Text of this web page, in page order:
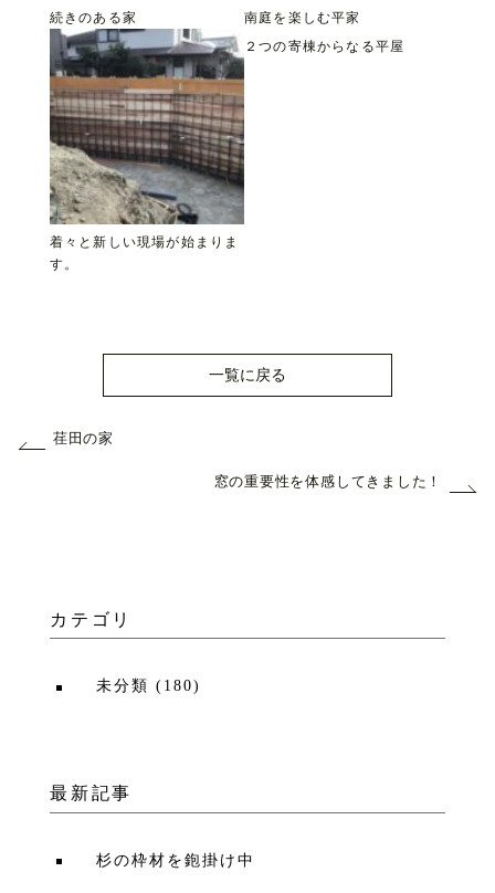
続きのある家 南庭を楽しむ平家
着々と新しい現場が始まりま
す。
２つの寄棟からなる平屋
一覧に戻る
荏田の家
窓の重要性を体感してきました！
カテゴリ
未分類 ( 180)
最新記事
杉の枠材を鉋掛け中